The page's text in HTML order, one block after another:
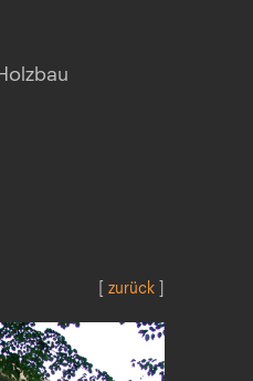
[ zurück ]